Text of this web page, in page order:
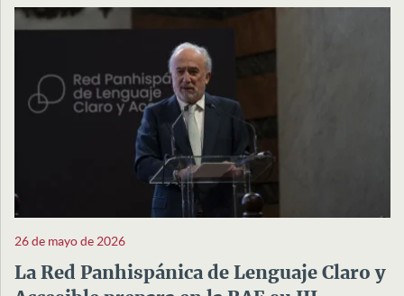
26 de mayo de 2026
La Red Panhispánica de Lenguaje Claro y